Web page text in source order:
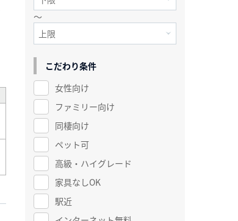
～
こだわり条件
女性向け
ファミリー向け
同棲向け
ペット可
高級・ハイグレード
家具なしOK
駅近